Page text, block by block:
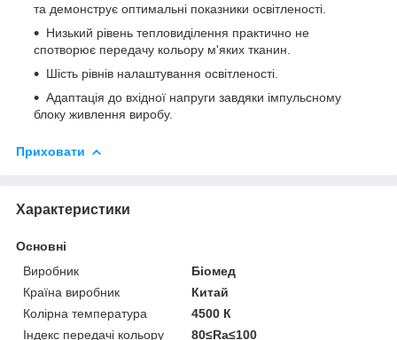
та демонструє оптимальні показники освітленості.
Низький рівень тепловиділення практично не
спотворює передачу кольору м'яких тканин.
Шість рівнів налаштування освітленості.
Адаптація до вхідної напруги завдяки імпульсному
блоку живлення виробу.
Приховати
Характеристики
Основні
Виробник
Біомед
Країна виробник
Китай
Колірна температура
4500 К
Індекс передачі кольору
80≤Ra≤100